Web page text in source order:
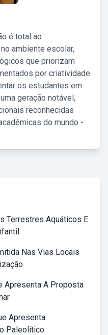
é total ao
ambiente escolar,
que priorizam
por criatividade
os estudantes em
geração notável,
reconhecidas
do mundo -
Terrestres Aquáticos E
Nas Vias Locais
Apresenta A Proposta
Apresenta
Paleolítico